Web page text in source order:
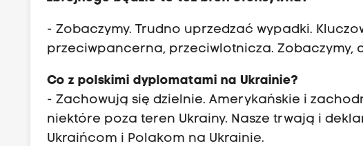
- Zobaczymy. Trudno uprzedzać wypadki.
przeciwpancerna, przeciwlotnicza. Zobaczymy,
Co z polskimi dyplomatami na Ukrainie?
- Zachowują się dzielnie. Amerykańskie i
niektóre poza teren Ukrainy. Nasze trwają i
Ukraińcom i Polakom na Ukrainie.